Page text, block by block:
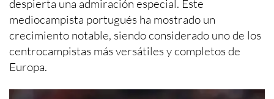
despierta una admiración especial. Este
mediocampista portugués ha mostrado un
crecimiento notable, siendo considerado uno de los
centrocampistas más versátiles y completos de
Europa.